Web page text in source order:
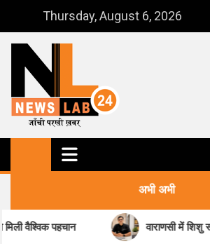
content
Thursday, August 6, 2026
NewsLab24
जाँची परखी ख़बर
अभी अभी
वाराणसी में शिशु स्वास्थ्य का